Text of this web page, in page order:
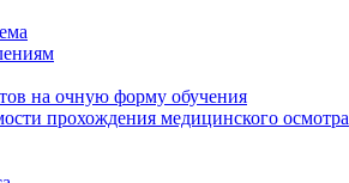
на очную форму обучения
прохождения медицинского осмотра